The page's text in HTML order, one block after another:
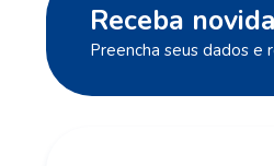
Receba
Preencha seus dados e